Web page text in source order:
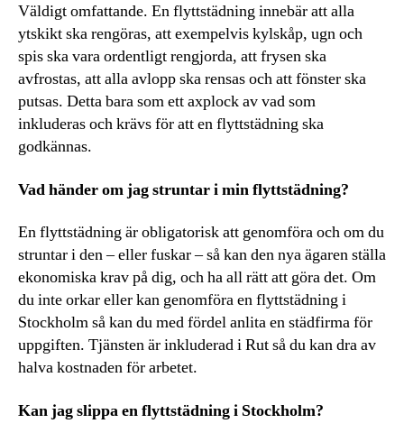
Väldigt omfattande. En flyttstädning innebär att alla
ytskikt ska rengöras, att exempelvis kylskåp, ugn och
spis ska vara ordentligt rengjorda, att frysen ska
avfrostas, att alla avlopp ska rensas och att fönster ska
putsas. Detta bara som ett axplock av vad som
inkluderas och krävs för att en flyttstädning ska
godkännas.
Vad händer om jag struntar i min flyttstädning?
En flyttstädning är obligatorisk att genomföra och om du
struntar i den – eller fuskar – så kan den nya ägaren ställa
ekonomiska krav på dig, och ha all rätt att göra det. Om
du inte orkar eller kan genomföra en flyttstädning i
Stockholm så kan du med fördel anlita en städfirma för
uppgiften. Tjänsten är inkluderad i Rut så du kan dra av
halva kostnaden för arbetet.
Kan jag slippa en flyttstädning i Stockholm?